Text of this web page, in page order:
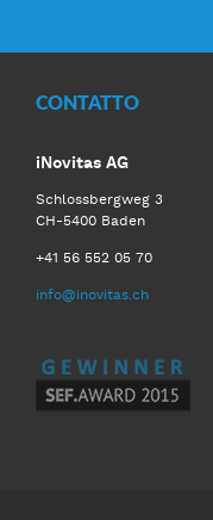
CONTATTO
iNovitas AG
Schlossbergweg 3
CH-5400 Baden
+41 56 552 05 70
info@inovitas.ch